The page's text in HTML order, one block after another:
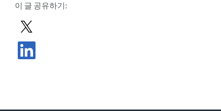
이 글 공유하기:
X로 게시물 공유하기